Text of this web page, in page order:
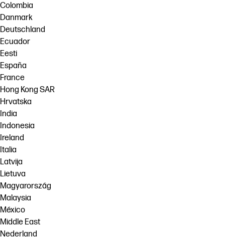
Colombia
Danmark
Deutschland
Ecuador
Eesti
España
France
Hong Kong SAR
Hrvatska
India
Indonesia
Ireland
Italia
Latvija
Lietuva
Magyarország
Malaysia
México
Middle East
Nederland